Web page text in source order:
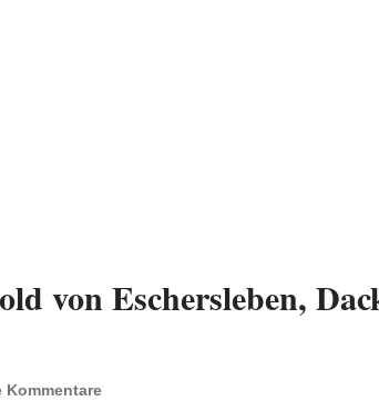
von Eschersleben,
Kommentare